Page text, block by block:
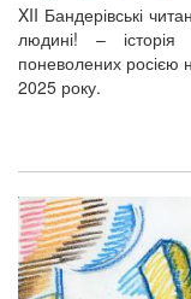
XII Бандерівські
людині! – історія
поневолених росією
2025 року.